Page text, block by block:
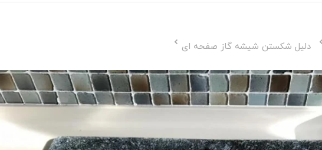
دلیل شکستن شیشه گاز صفحه ای